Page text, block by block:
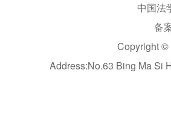
中国法
备
Copyright ©
Address:No.63 Bing Ma Si